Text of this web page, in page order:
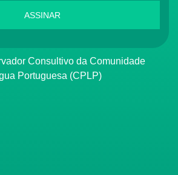
ASSINAR
Consultivo da Comunidade
Portuguesa (CPLP)